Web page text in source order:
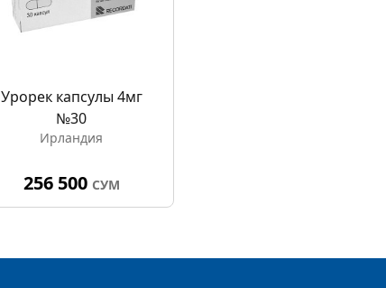
Урорек капсулы 4мг
№30
Ирландия
256 500 СУМ